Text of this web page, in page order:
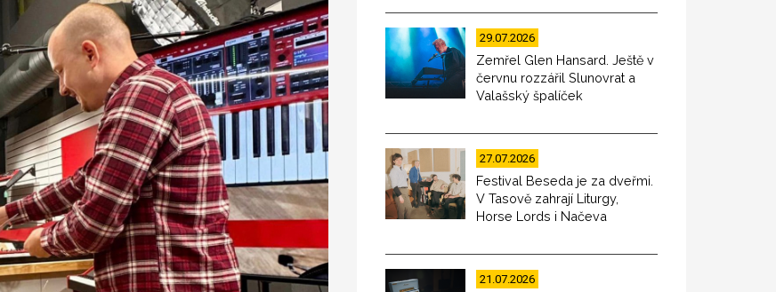
29.07.2026
Zemřel Glen Hansard. Ještě v
červnu rozzářil Slunovrat a
Valašský špalíček
27.07.2026
Festival Beseda je za dveřmi.
V Tasově zahrají Liturgy,
Horse Lords i Načeva
21.07.2026